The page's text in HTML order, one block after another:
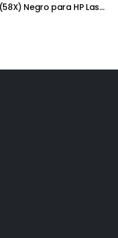
Toner HP CF258X (58X) Negro para HP LaserJet Pro